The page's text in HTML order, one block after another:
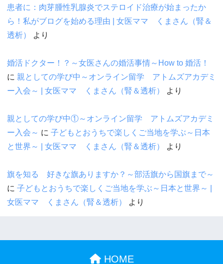
患者に：肉芽腫性乳腺炎でステロイド治療が始まったか
ら！私がブログを始める理由 | 女医ママ くまさん（腎＆
透析）
より
婚活ドクター！？～女医さんの婚活事情～How to 婚活！
に 親としての学び中～オンライン留学 アトムズアカデミ
ー入会～ | 女医ママ くまさん（腎＆透析）
より
親としての学び中①～オンライン留学 アトムズアカデミ
ー入会～ に 子どもとおうちで楽しくご当地を学ぶ～日本
と世界～ | 女医ママ くまさん（腎＆透析）
より
旗を知る 好きな旗ありますか？～部活旗から国旗まで～
に 子どもとおうちで楽しくご当地を学ぶ～日本と世界～ |
女医ママ くまさん（腎＆透析）
より
HOME